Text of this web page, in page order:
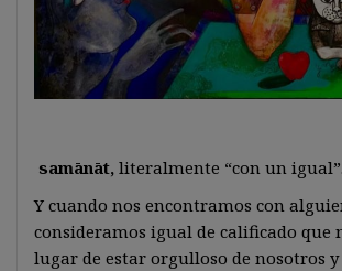
samānāt, literalmente “con un igual”.
Y cuando nos encontramos con
consideramos igual de calificado que
lugar de estar orgulloso de nosotros y